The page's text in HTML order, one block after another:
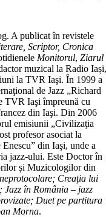
A publicat în revistele
Scriptor, Cronica
Monitorul, Ziarul
muzical la Radio Iași,
la TVR Iaşi. În 1999 a
de Jazz „Richard
TVR Iaşi împreună cu
din Iaşi. Din 2006
emisiunii „Civilizaţia
profesor asociat la
din Iaşi, unde a
jazz-ului. Este Doctor în
și Muzicologilor din
Creaţia lui
Jazz în România – jazz
Duet pe partitura
Morna.